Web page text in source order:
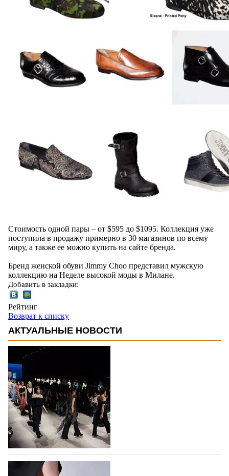
Стоимость одной пары – от $595 до $1095. Коллекция уже
поступила в продажу примерно в 30 магазинов по всему
миру, а также ее можно купить на сайте бренда.
Бренд женской обуви Jimmy Choo представил мужскую
коллекцию на Неделе высокой моды в Милане.
Добавить в закладки:
Рейтинг
Возврат к списку
АКТУАЛЬНЫЕ НОВОСТИ
На участие в Московской неделе моды